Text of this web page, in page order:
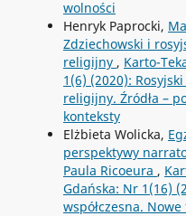
wolności
Henryk Paprocki,
Zdziechowski i
religijny , Karto-
1(6) (2020):
religijny. Źródła –
konteksty
Elżbieta Wolicka,
perspektywy
Paula Ricoeura ,
Gdańska: Nr 1(16)
współczesna. Nowe